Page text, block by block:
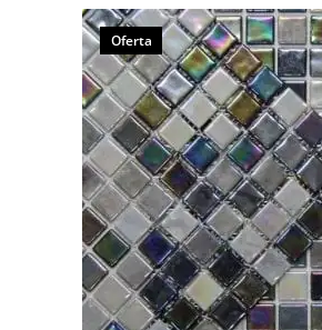
5.00de 5
Oferta